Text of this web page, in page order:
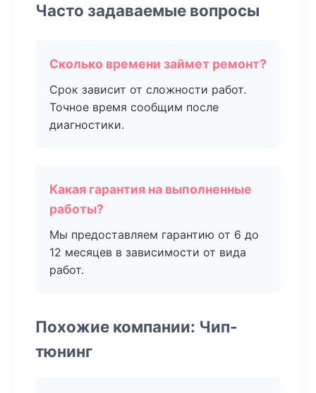
Часто задаваемые вопросы
Сколько времени займет ремонт?
Срок зависит от сложности работ.
Точное время сообщим после
диагностики.
Какая гарантия на выполненные
работы?
Мы предоставляем гарантию от 6 до
12 месяцев в зависимости от вида
работ.
Похожие компании: Чип-
тюнинг